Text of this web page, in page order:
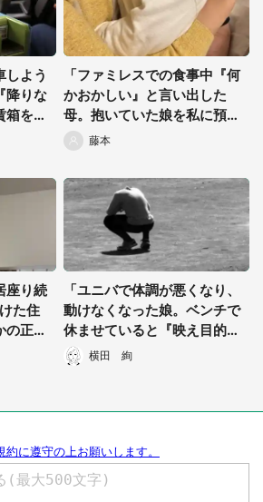
都道府選択
しよう
降りな
箱を塞
（神
「ファミレスでの食事中『何
かおかしい』と言い出した
母。抱いていた娘を私に預け
た直後...」（千葉県・40代女
性）
藤本
座り続
た住
の正
「ユニバで体調が悪くなり、
動けなくなった娘。ベンチで
休ませていると『映え目的』
っぽい女子高生が...」（愛知
県・30代男性）
横田 絢